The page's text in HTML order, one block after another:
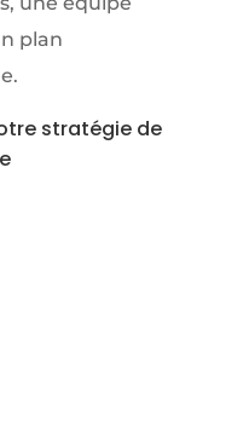
plan
stratégie de